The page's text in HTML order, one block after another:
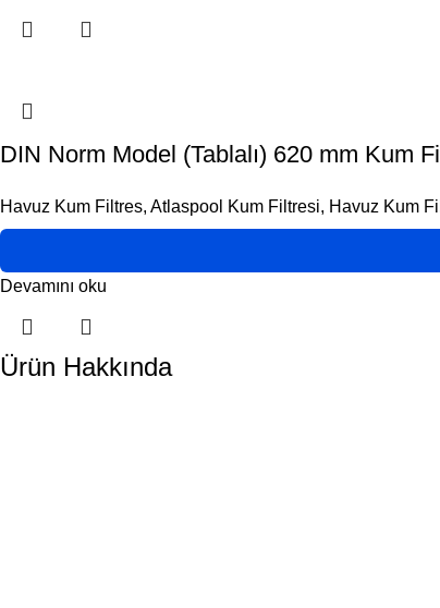
DIN Norm Model (Tablalı) 620 mm Kum
Havuz Kum Filtres, Atlaspool Kum Filtresi, Havuz Kum
Devamını oku
Ürün Hakkında